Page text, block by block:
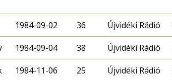
1984-09-02 36 Újvidéki Rádió
1984-09-04 38 Újvidéki Rádió
1984-11-06 25 Újvidéki Rádió